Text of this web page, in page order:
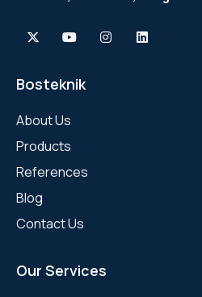
Bosteknik
About Us
Products
References
Blog
Contact Us
Our Services